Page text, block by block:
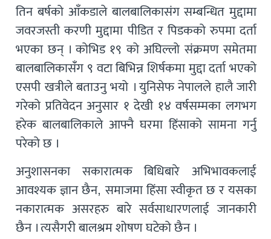
तिन बर्षको आँकडाले बालबालिकासंग सम्बन्धित मुद्दामा
जवरजस्ती करणी मुद्दामा पीडित र पिडकको रुपमा दर्ता
भएका छन् । कोभिड १९ को अघिल्लो संक्रमण समेतमा
बालबालिकासंँग ९ वटा बिभिन्न शिर्षकमा मुद्दा दर्ता भएको
एसपी खत्रीले बताउनु भयो । युनिसेफ नेपालले हालै जारी
गरेको प्रतिवेदन अनुसार १ देखी १४ वर्षसम्मका लगभग
हरेक बालबालिकाले आफ्नै घरमा हिंसाको सामना गर्नु
परेको छ ।
अनुशासनका सकारात्मक बिधिबारे अभिभावकलाई
आवश्यक ज्ञान छैन, समाजमा हिंसा स्वीकृत छ र यसका
नकारात्मक असरहरु बारे सर्वसाधारणलाई जानकारी
छैन । त्यसैगरी बालश्रम शोषण घटेको छैन ।